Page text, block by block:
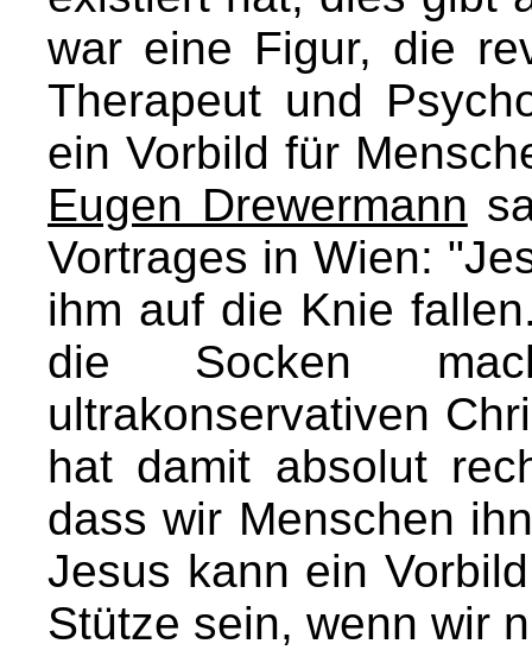
war eine Figur, die
Therapeut und
ein Vorbild für
Eugen Drewermann
Vortrages in Wien:
ihm auf die Knie
die Socken
ultrakonservativen
hat damit absolut
dass wir Menschen
Jesus kann ein
Stütze sein, wenn wir